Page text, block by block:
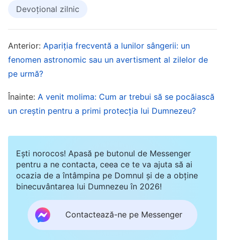
am putea noi nega faptul că Domnul Isus este
Hristos din cauza condamnării, persecuției,
minciunilor și defăimării regimului aflat la
conducere? În mod similar, Dumnezeu S-a întors
acum pentru a-Și înfăptui lucrarea, iar PCC și-a
intensificat condamnarea nebunească și
blasfemia apariției și lucrării lui Dumnezeu.
și în străinătate, pentru a-și răspândi minciunile,
hulind lucrarea lui Dumnezeu și inducându-i în
eroare pe cei care nu știu adevărul. Face acest
lucru de frică, deoarece se teme că Dumnezeu S-
a arătat și lucrează pentru a mântui omenirea și
Devoțional zilnic
Anterior: Apariția frecventă a lunilor sângerii: un
fenomen astronomic sau un avertisment al zilelor de
pe urmă?
Înainte: A venit molima: Cum ar trebui să se pocăiască
un creștin pentru a primi protecția lui Dumnezeu?
Ești norocos! Apasă pe butonul de Messenger
pentru a ne contacta, ceea ce te va ajuta să ai
ocazia de a întâmpina pe Domnul și de a obține
binecuvântarea lui Dumnezeu în 2026!
Contactează-ne pe Messenger